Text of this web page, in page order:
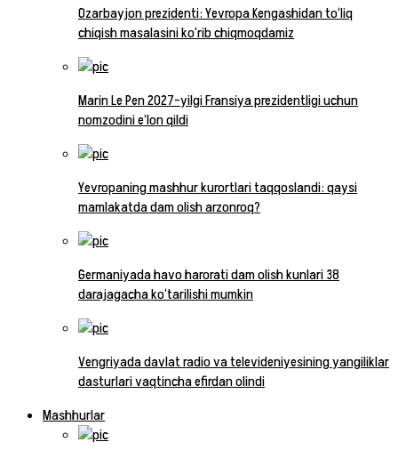
Ozarbayjon prezidenti: Yevropa Kengashidan to‘liq
chiqish masalasini ko‘rib chiqmoqdamiz
Marin Le Pen 2027-yilgi Fransiya prezidentligi uchun
nomzodini e’lon qildi
Yevropaning mashhur kurortlari taqqoslandi: qaysi
mamlakatda dam olish arzonroq?
Germaniyada havo harorati dam olish kunlari 38
darajagacha ko‘tarilishi mumkin
Vengriyada davlat radio va televideniyesining yangiliklar
dasturlari vaqtincha efirdan olindi
Mashhurlar